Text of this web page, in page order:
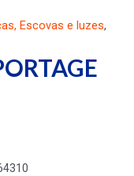
Escovas e luzes,